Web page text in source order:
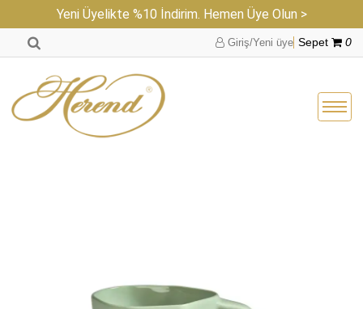
Yeni Üyelikte %10 İndirim. Hemen Üye Olun >
Giriş/Yeni üye Sepet 0